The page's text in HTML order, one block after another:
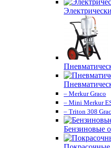
– Merkur Graco
– Mini Merkur
– Triton 308
Бензиновые